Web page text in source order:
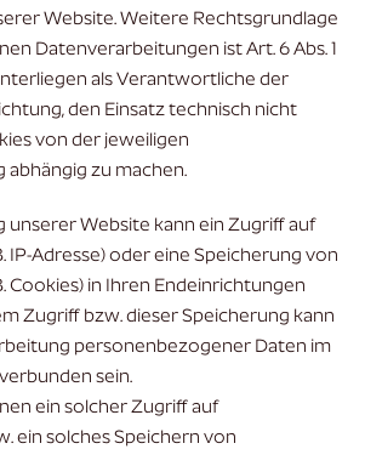
Website. Weitere Rechtsgrundlage
Datenverarbeitungen ist Art. 6 Abs. 1
als Verantwortliche der
den Einsatz technisch nicht
von der jeweiligen
abhängig zu machen.
unserer Website kann ein Zugriff auf
IP-Adresse) oder eine Speicherung von
Cookies) in Ihren Endeinrichtungen
Zugriff bzw. dieser Speicherung kann
personenbezogener Daten im
sein.
ein solcher Zugriff auf
ein solches Speichern von